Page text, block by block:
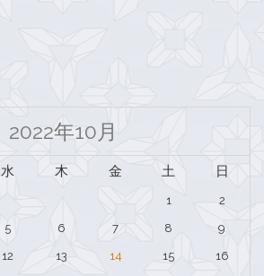
2022年10月
水 木 金 土 日
1 2
5 6 7 8 9
12 13 14 15 16